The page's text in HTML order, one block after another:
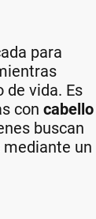
para
de vida. Es
con cabello
buscan
mediante un